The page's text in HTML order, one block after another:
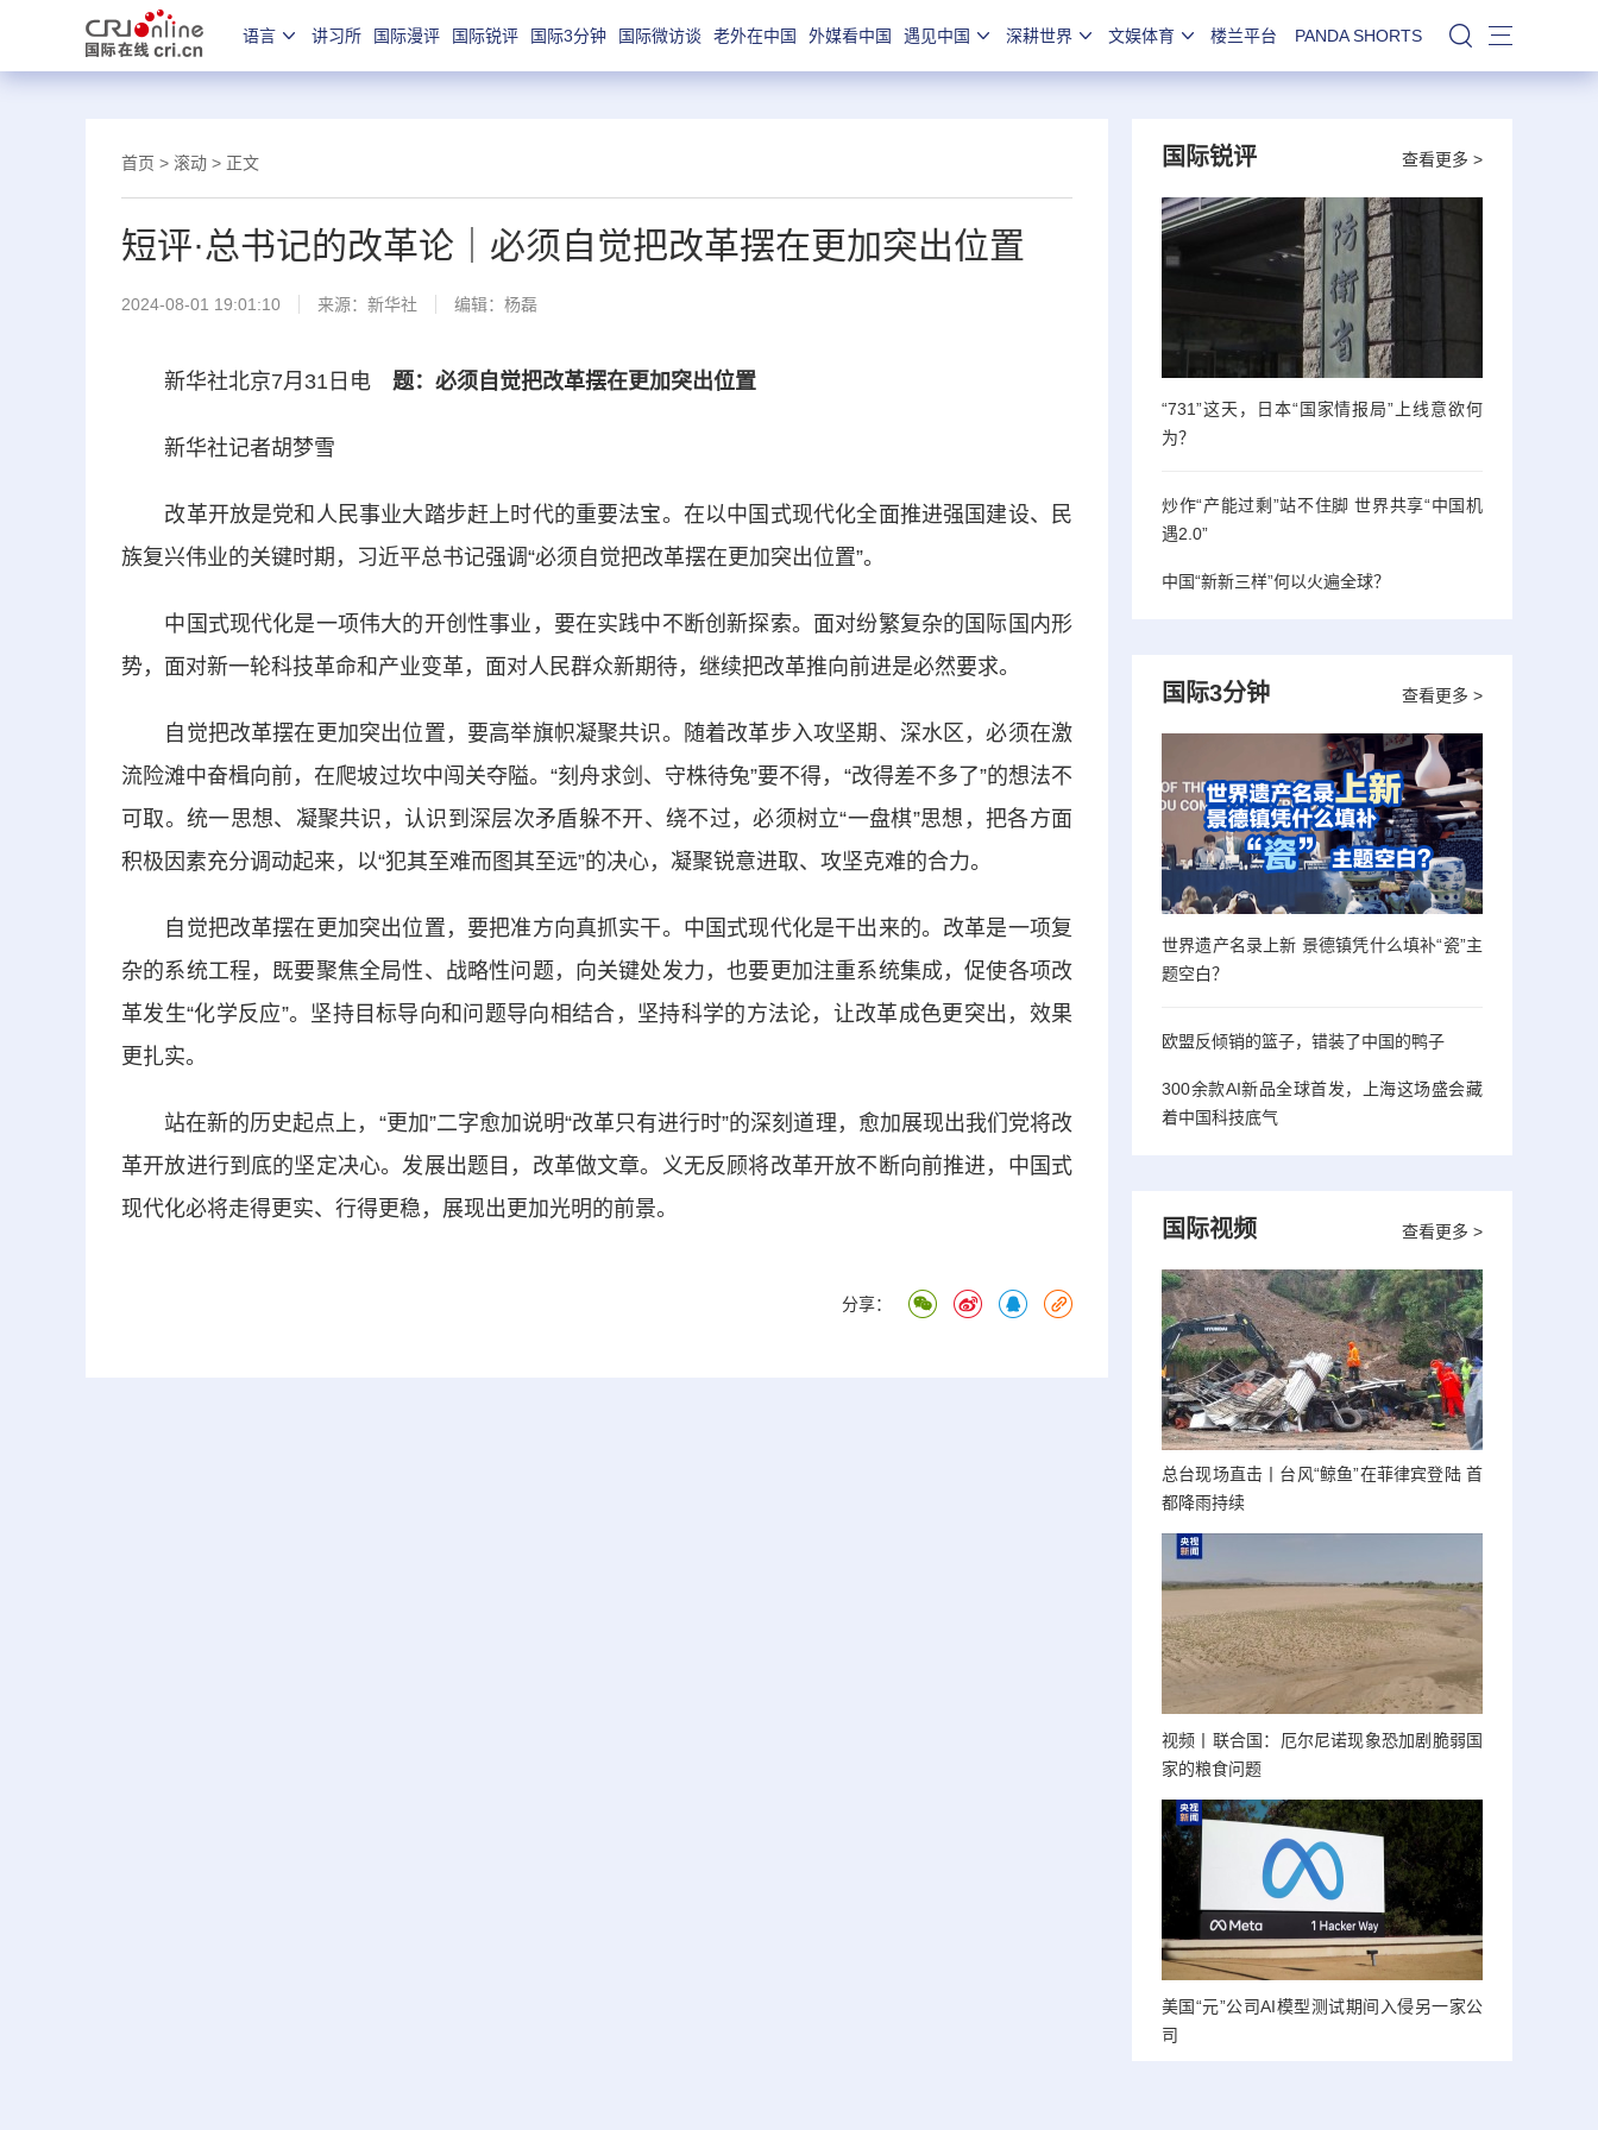
语言 讲习所 国际漫评 国际锐评 国际3分钟 国际微访谈 老外在中国 外媒看中国 遇见中国 深耕世界 文娱体育 楼兰平台 PANDA SHORTS 站内搜索
首页 > 滚动 > 正文
短评·总书记的改革论｜必须自觉把改革摆在更加突出位置
2024-08-01 19:01:10 来源： 新华社 编辑：杨磊
新华社北京7月31日电 题：必须自觉把改革摆在更加突出位置
新华社记者胡梦雪
改革开放是党和人民事业大踏步赶上时代的重要法宝。在以中国式现代化全面推进强国建设、民
族复兴伟业的关键时期，习近平总书记强调“必须自觉把改革摆在更加突出位置”。
中国式现代化是一项伟大的开创性事业，要在实践中不断创新探索。面对纷繁复杂的国际国内形
势，面对新一轮科技革命和产业变革，面对人民群众新期待，继续把改革推向前进是必然要求。
自觉把改革摆在更加突出位置，要高举旗帜凝聚共识。随着改革步入攻坚期、深水区，必须在激
流险滩中奋楫向前，在爬坡过坎中闯关夺隘。“刻舟求剑、守株待兔”要不得，“改得差不多了”的想法不
可取。统一思想、凝聚共识，认识到深层次矛盾躲不开、绕不过，必须树立“一盘棋”思想，把各方面
积极因素充分调动起来，以“犯其至难而图其至远”的决心，凝聚锐意进取、攻坚克难的合力。
自觉把改革摆在更加突出位置，要把准方向真抓实干。中国式现代化是干出来的。改革是一项复
杂的系统工程，既要聚焦全局性、战略性问题，向关键处发力，也要更加注重系统集成，促使各项改
革发生“化学反应”。坚持目标导向和问题导向相结合，坚持科学的方法论，让改革成色更突出，效果
更扎实。
站在新的历史起点上，“更加”二字愈加说明“改革只有进行时”的深刻道理，愈加展现出我们党将改
革开放进行到底的坚定决心。发展出题目，改革做文章。义无反顾将改革开放不断向前推进，中国式
现代化必将走得更实、行得更稳，展现出更加光明的前景。
分享：
查看更多 >
国际锐评
“731”这天，日本“国家情报局”上线意欲何
为？
炒作“产能过剩”站不住脚 世界共享“中国机
遇2.0”
中国“新新三样”何以火遍全球？
查看更多 >
国际3分钟
世界遗产名录上新 景德镇凭什么填补“瓷”主
题空白？
欧盟反倾销的篮子，错装了中国的鸭子
300余款AI新品全球首发，上海这场盛会藏
着中国科技底气
查看更多 >
国际视频
总台现场直击丨台风“鲸鱼”在菲律宾登陆 首
都降雨持续
视频丨联合国：厄尔尼诺现象恐加剧脆弱国
家的粮食问题
美国“元”公司AI模型测试期间入侵另一家公
司